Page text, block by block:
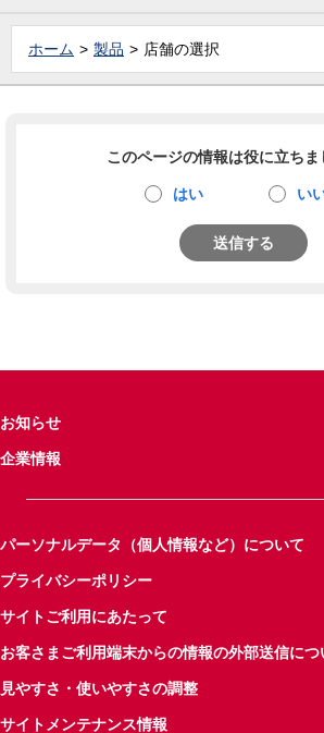
ホーム 製品 店舗の選択
このページの情報は役に立ちま
はい い
送信する
お知らせ
企業情報
パーソナルデータ（個人情報など）について
プライバシーポリシー
サイトご利用にあたって
お客さまご利用端末からの情報の外部送信につ
見やすさ・使いやすさの調整
サイトメンテナンス情報